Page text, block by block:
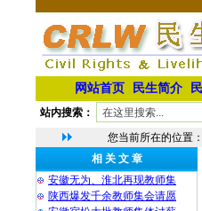
网站首页 民生简介
站内搜索：
您当前所在的位置：
相 关 文 章
安徽无为、淮北再现教师集
陕西爆发千余教师集会请愿